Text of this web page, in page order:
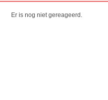
Er is nog niet gereageerd.